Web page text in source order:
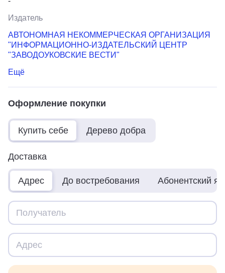
Издатель
АВТОНОМНАЯ НЕКОММЕРЧЕСКАЯ ОРГАНИЗАЦИЯ
"ИНФОРМАЦИОННО-ИЗДАТЕЛЬСКИЙ ЦЕНТР
"ЗАВОДОУКОВСКИЕ ВЕСТИ"
Ещё
Оформление покупки
Купить себе Дерево добра
Доставка
Адрес До востребования Абонентский